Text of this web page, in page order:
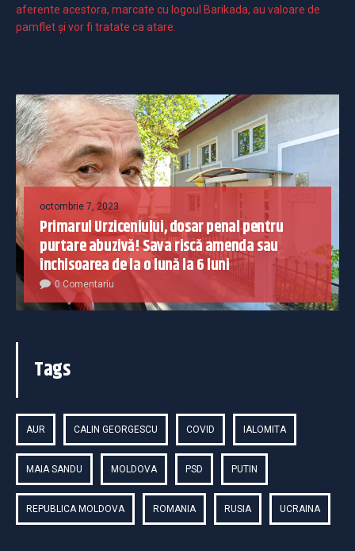
aferente acestora, marcate cu logoul Barikada, au valoare de
pamflet și vor fi tratate ca atare.
octombrie 7, 2023
Primarul Urziceniului, dosar penal pentru
purtare abuzivă! Sava riscă amenda sau
închisoarea de la o lună la 6 luni
0 Comentariu
Tags
AUR CALIN GEORGESCU COVID IALOMITA
MAIA SANDU MOLDOVA PSD PUTIN
REPUBLICA MOLDOVA ROMANIA RUSIA UCRAINA